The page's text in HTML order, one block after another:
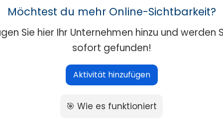
Möchtest du mehr Online-Sichtbarkeit?
Sie hier Ihr Unternehmen hinzu und werden
sofort gefunden!
Aktivität hinzufügen
🎯 Wie es funktioniert